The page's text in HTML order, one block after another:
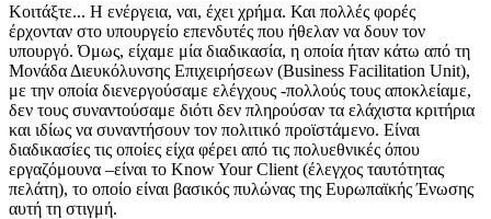
Κοιτάξτε... Η ενέργεια, ναι, έχει χρήμα. Και πολλές φορές
έρχονταν στο υπουργείο επενδυτές που ήθελαν να δουν τον
υπουργό. Όμως, είχαμε μία διαδικασία, η οποία ήταν κάτω από τη
Μονάδα Διευκόλυνσης Επιχειρήσεων (Business Facilitation Unit),
με την οποία διενεργούσαμε ελέγχους -πολλούς τους αποκλείαμε,
δεν τους συναντούσαμε διότι δεν πληρούσαν τα ελάχιστα κριτήρια
και ιδίως να συναντήσουν τον πολιτικό προϊστάμενο. Είναι
διαδικασίες τις οποίες είχα φέρει από τις πολυεθνικές όπου
εργαζόμουνα –είναι το Know Your Client (έλεγχος ταυτότητας
πελάτη), το οποίο είναι βασικός πυλώνας της Ευρωπαϊκής Ένωσης
αυτή τη στιγμή.